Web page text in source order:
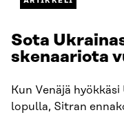
Sota
skenaariota
Kun Venäjä
lopulla, Sitran